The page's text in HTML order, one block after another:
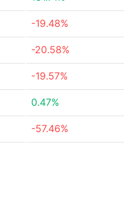
-19.48%
-20.58%
-19.57%
0.47%
-57.46%